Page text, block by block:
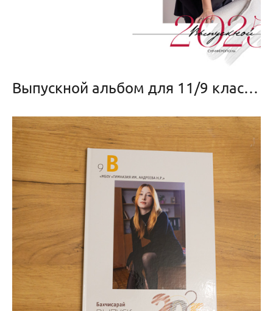
Выпускной альбом для 11/9 классов «Белый глянец» (НОВЫЙ)